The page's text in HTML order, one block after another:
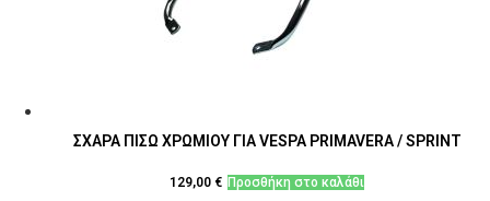
ΣΧΑΡΑ ΠΙΣΩ ΧΡΩΜΙΟΥ ΓΙΑ VESPA PRIMAVERA / SPRINT
129,00 € Προσθήκη στο καλάθι